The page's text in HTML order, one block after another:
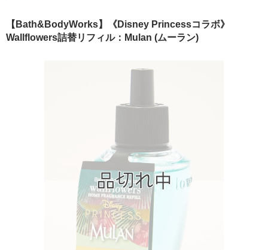
【Bath&BodyWorks】《Disney Princessコラボ》
Wallflowers詰替リフィル：Mulan (ムーラン)